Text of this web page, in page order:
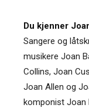
Du kjenner
Sangere og
musikere Joan
Collins, Joan
Joan Allen og
komponist Joan